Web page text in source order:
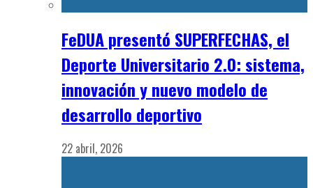
Asamblea Anual FeDUA 2025:
despedimos un año con muchos
desafíos; ya pensando nuevas
estrategias para lo que se viene
15 diciembre, 2025
FEDUA
VALORES DE FEDUA